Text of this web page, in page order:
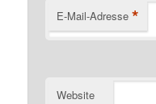
E-Mail-Adresse *
Website